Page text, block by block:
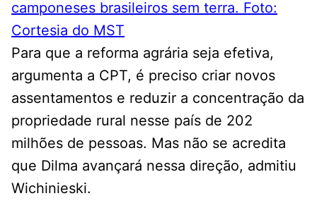
Para que a reforma agrária seja efetiva,
argumenta a CPT, é preciso criar novos
assentamentos e reduzir a concentração da
propriedade rural nesse país de 202
milhões de pessoas. Mas não se acredita
que Dilma avançará nessa direção, admitiu
Wichinieski.